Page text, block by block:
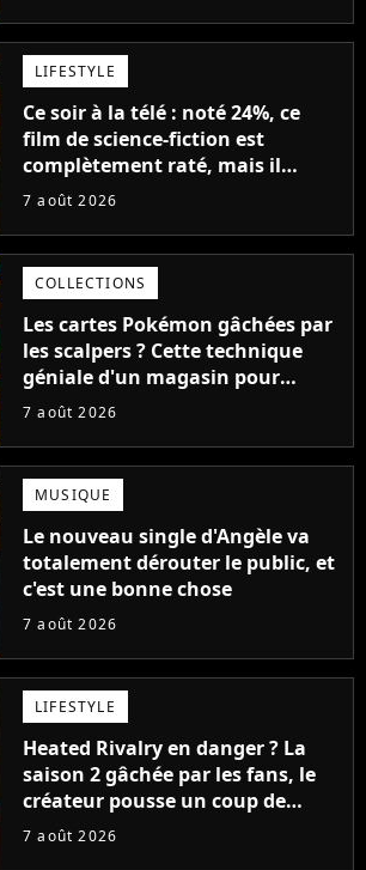
LIFESTYLE
Ce soir à la télé : noté 24%, ce
film de science-fiction est
complètement raté, mais il
aurait pu être encore pire à
7 août 2026
COLLECTIONS
Les cartes Pokémon gâchées par
les scalpers ? Cette technique
géniale d'un magasin pour
ruiner les revendeurs
7 août 2026
MUSIQUE
Le nouveau single d'Angèle va
totalement dérouter le public, et
c'est une bonne chose
7 août 2026
LIFESTYLE
Heated Rivalry en danger ? La
saison 2 gâchée par les fans, le
créateur pousse un coup de
gueule
7 août 2026